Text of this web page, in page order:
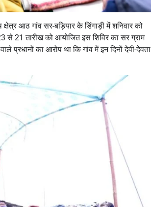
क्षेत्र आठ गांव सर-बड़ियार के डिंगाड़ी में शनिवार को
से 21 तारीख को आयोजित इस शिविर का सर ग्राम
प्रधानों का आरोप था कि गांव में इन दिनों देवी-देवता